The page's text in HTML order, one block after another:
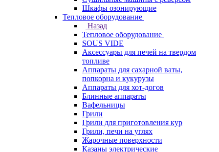
Шкафы озонирующие
Тепловое оборудование
Назад
Тепловое оборудование
SOUS VIDE
Аксессуары для печей на твердом
топливе
Аппараты для сахарной ваты,
попкорна и кукурузы
Аппараты для хот-догов
Блинные аппараты
Вафельницы
Грили
Грили для приготовления кур
Грили, печи на углях
Жарочные поверхности
Казаны электрические